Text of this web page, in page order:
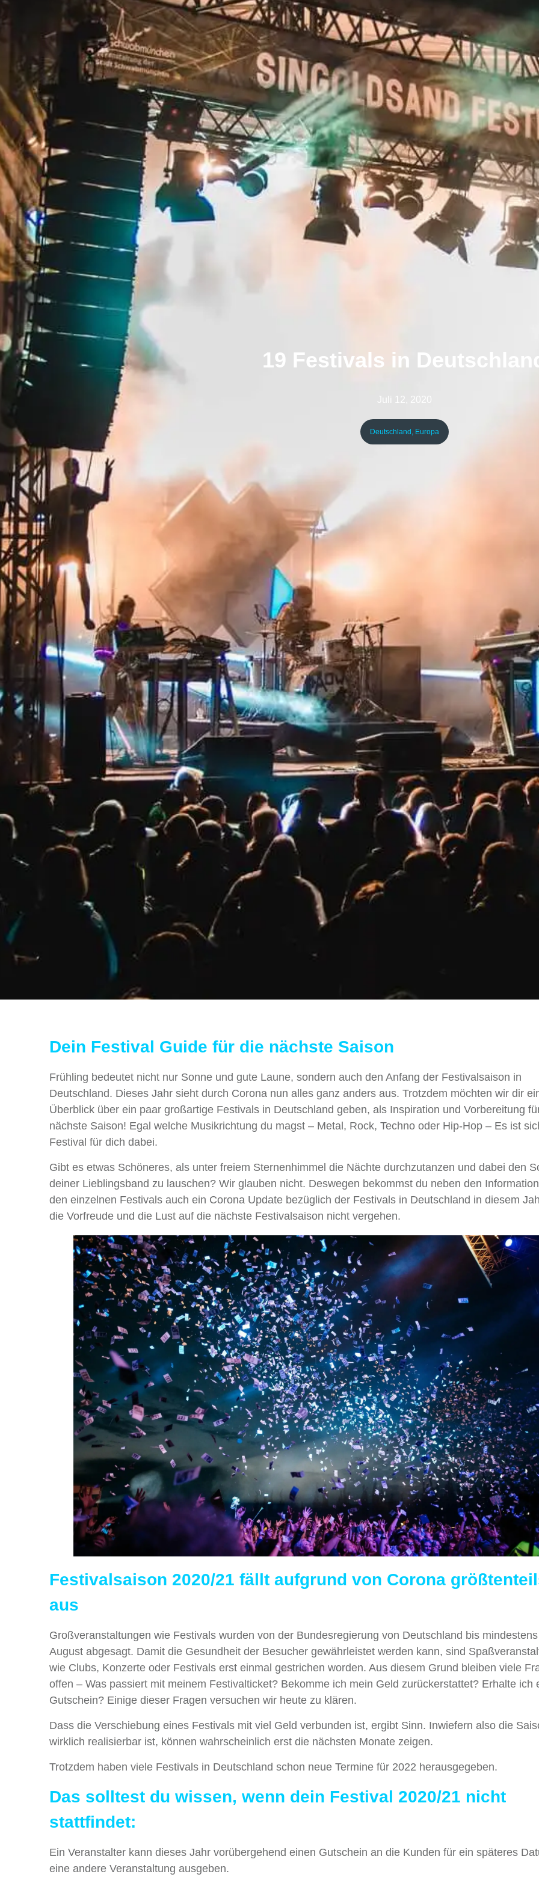
19 Festivals in
Juli 12, 2020
Deutschland , Europa
Dein Festival Guide für die nächste Saison
Frühling bedeutet nicht nur Sonne und gute Laune, sondern auch den Anfang der Festivalsaison in
Deutschland. Dieses Jahr sieht durch Corona nun alles ganz anders aus. Trotzdem möchten wir dir
Überblick über ein paar großartige Festivals in Deutschland geben, als Inspiration und Vorbereitung
nächste Saison! Egal welche Musikrichtung du magst – Metal, Rock, Techno oder Hip-Hop – Es ist
Festival für dich dabei.
Gibt es etwas Schöneres, als unter freiem Sternenhimmel die Nächte durchzutanzen und dabei den
deiner Lieblingsband zu lauschen? Wir glauben nicht. Deswegen bekommst du neben den
den einzelnen Festivals auch ein Corona Update bezüglich der Festivals in Deutschland in diesem
die Vorfreude und die Lust auf die nächste Festivalsaison nicht vergehen.
Festivalsaison 2020/21 fällt aufgrund von Corona
aus
Großveranstaltungen wie Festivals wurden von der Bundesregierung von Deutschland bis
August abgesagt. Damit die Gesundheit der Besucher gewährleistet werden kann, sind
wie Clubs, Konzerte oder Festivals erst einmal gestrichen worden. Aus diesem Grund bleiben viele
offen – Was passiert mit meinem Festivalticket? Bekomme ich mein Geld zurückerstattet? Erhalte ich
Gutschein? Einige dieser Fragen versuchen wir heute zu klären.
Dass die Verschiebung eines Festivals mit viel Geld verbunden ist, ergibt Sinn. Inwiefern also die
wirklich realisierbar ist, können wahrscheinlich erst die nächsten Monate zeigen.
Trotzdem haben viele Festivals in Deutschland schon neue Termine für 2022 herausgegeben.
Das solltest du wissen, wenn dein Festival 2020/21 nicht
stattfindet:
Ein Veranstalter kann dieses Jahr vorübergehend einen Gutschein an die Kunden für ein späteres
eine andere Veranstaltung ausgeben.